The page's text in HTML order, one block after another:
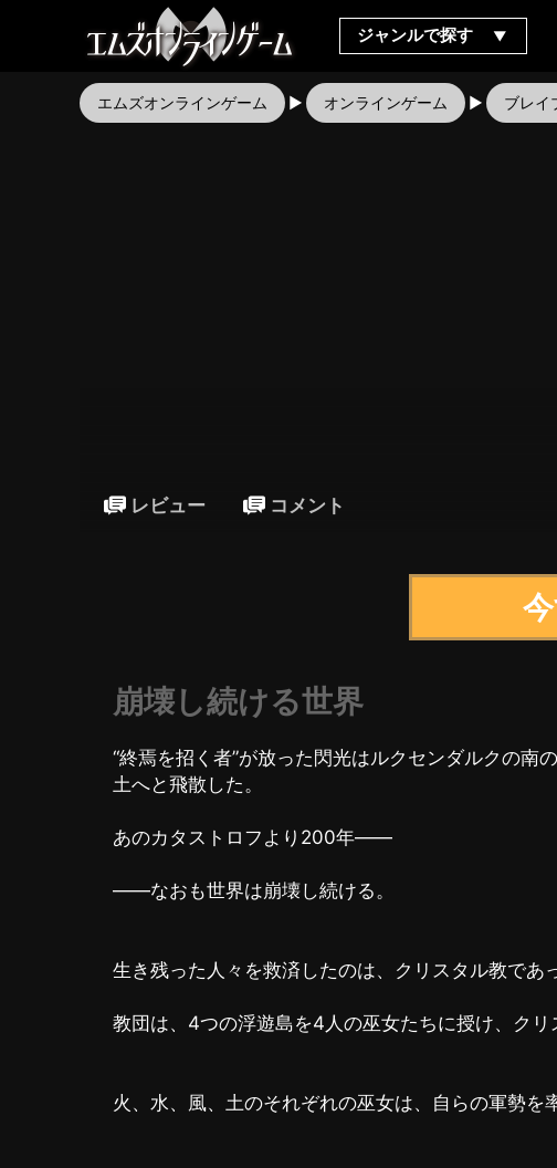
ジャンルで探す
エムズオンラインゲーム オンラインゲーム ブレイ
レビュー コメント
崩壊し続ける世界
“終焉を招く者”が放った閃光はルクセンダルクの
土へと飛散した。
あのカタストロフより200年――
――なおも世界は崩壊し続ける。
生き残った人々を救済したのは、クリスタル教であ
教団は、4つの浮遊島を4人の巫女たちに授け、クリ
火、水、風、土のそれぞれの巫女は、自らの軍勢を